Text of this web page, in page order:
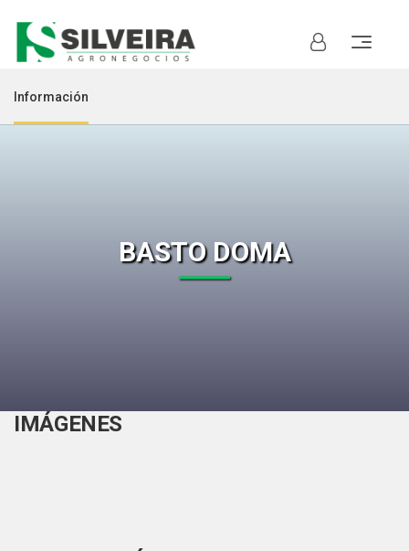
BASTO DOMA
Información
IMÁGENES